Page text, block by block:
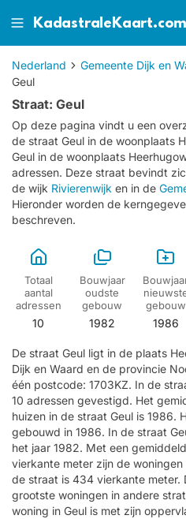
KadastraleKaart.com
Nederland Gemeente Dijk en
Geul
Straat: Geul
Op deze pagina vindt u een
de straat Geul in de woonplaats
Geul in de woonplaats
adressen. Deze straat bevindt
de wijk Rivierenwijk en in de
Hieronder worden de
beschreven.
Totaal
aantal
adressen
10
Bouwjaar
oudste
gebouw
1982
gebouw
1986
De straat Geul ligt in de plaats
Dijk en Waard en de provincie
één postcode: 1703KZ. In de
10 adressen gevestigd. Het
huizen in de straat Geul is 1986.
gebouwd in 1986. In de straat
het jaar 1982. Met een
vierkante meter zijn de
de straat is 434 vierkante meter.
grootste woningen in andere
woning in Geul is met zijn